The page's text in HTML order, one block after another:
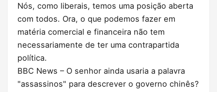
Nós, como liberais, temos uma posição aberta
com todos. Ora, o que podemos fazer em
matéria comercial e financeira não tem
necessariamente de ter uma contrapartida
política.
BBC News – O senhor ainda usaria a palavra
"assassinos" para descrever o governo chinês?